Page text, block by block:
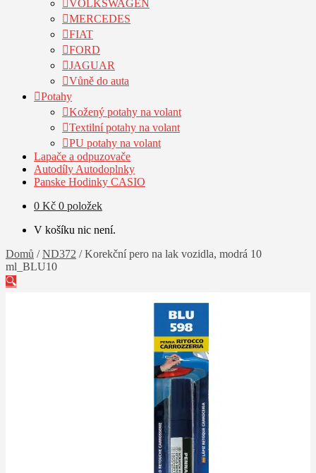
VOLKSWAGEN
MERCEDES
FIAT
FORD
JAGUAR
Vůně do auta
Potahy
Kožený potahy na volant
Textilní potahy na volant
PU potahy na volant
Lapače a odpuzovače
Autodíly Autodoplnky
Panske Hodinky CASIO
0 Kč 0 položek
V košíku nic není.
Domů /ND372 /Korekční pero na lak vozidla, modrá 10
ml_BLU10
🔍